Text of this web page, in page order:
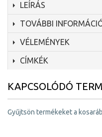
LEÍRÁS
TOVÁBBI
VÉLEMÉNYEK
CÍMKÉK
KAPCSOLÓDÓ
Gyűjtsön termékeket a